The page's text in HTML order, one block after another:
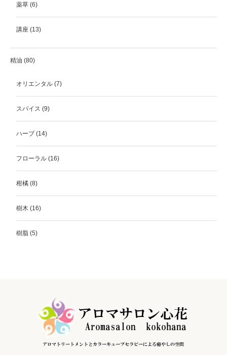
薬草 (6)
講座 (13)
精油 (80)
オリエンタル (7)
スパイス (9)
ハーブ (14)
フローラル (16)
柑橘 (8)
樹木 (16)
樹脂 (5)